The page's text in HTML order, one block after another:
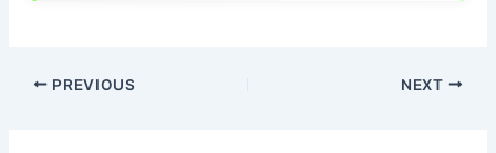
PREVIOUS NEXT